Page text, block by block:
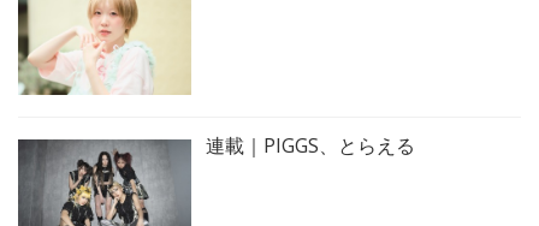
連載｜PIGGS、とらえる